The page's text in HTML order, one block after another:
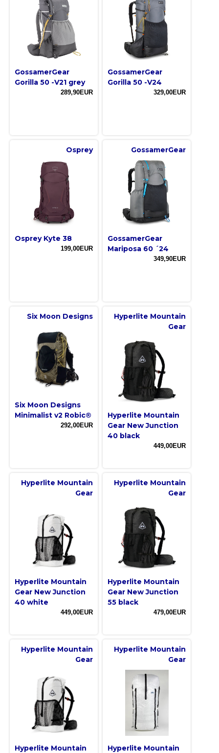
GossamerGear
Gorilla 50 -V21 grey
289,90EUR
GossamerGear
Gorilla 50 -V24
329,00EUR
Osprey
Osprey Kyte 38
199,00EUR
GossamerGear
GossamerGear
Mariposa 60 ´24
349,90EUR
Six Moon Designs
Six Moon Designs
Minimalist v2 Robic®
292,00EUR
Hyperlite Mountain
Gear
Hyperlite Mountain
Gear New Junction
40 black
449,00EUR
Hyperlite Mountain
Gear
Hyperlite Mountain
Gear New Junction
40 white
449,00EUR
Hyperlite Mountain
Gear
Hyperlite Mountain
Gear New Junction
55 black
479,00EUR
Hyperlite Mountain
Gear
Hyperlite Mountain
Hyperlite Mountain
Gear
Hyperlite Mountain